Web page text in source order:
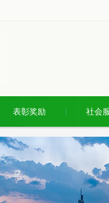
表彰奖励 社会